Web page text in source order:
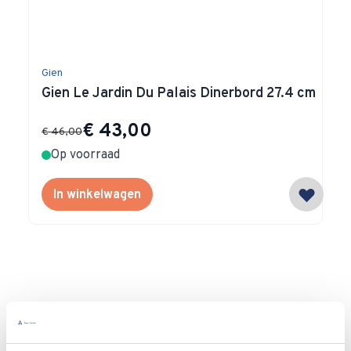
Gien
Gien Le Jardin Du Palais Dinerbord 27.4 cm
Special Price
€ 43,00
€ 46,00
Op voorraad
In winkelwagen